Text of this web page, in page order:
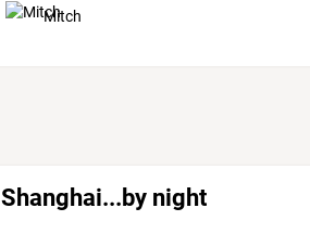
Mitch
Shanghai...by night